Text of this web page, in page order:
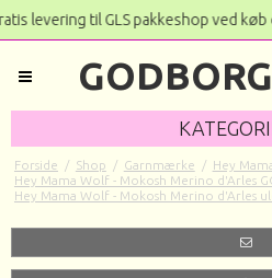
levering til GLS pakkeshop
Forside / Shop / Garnmærke / Hey
Hey Mama Wolf - Mokosh Merino d'Arles
Hey Mama Wolf - Mokosh Merino d'Arles